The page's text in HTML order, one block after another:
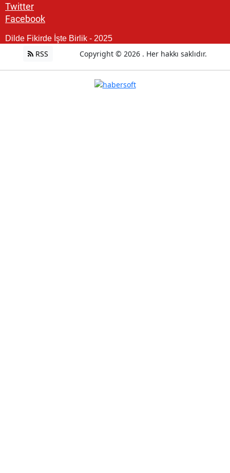
Twitter
Facebook
Dilde Fikirde İşte Birlik - 2025
RSS Copyright © 2026 . Her hakkı saklıdır.